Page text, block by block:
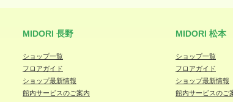
MIDORI 長野
ショップ一覧
フロアガイド
ショップ最新情報
館内サービスのご案内
MIDORI 松本
ショップ一覧
フロアガイド
ショップ最新情報
館内サービスのご